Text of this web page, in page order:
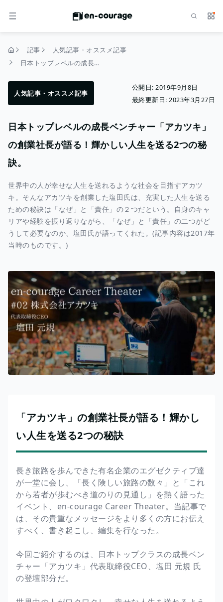
メニュー サ
記事
人気記事・オススメ記事
日本トップレベルの成長ベンチャー「アカツキ」の創業社長が語る！輝かしい人生を送る2つの秘訣。
人気記事・オススメ記事
公開日: 2019年9月8日
最終更新日: 2023年3月27日
日本トップレベルの成長ベンチャー「アカツキ」
の創業社長が語る！輝かしい人生を送る2つの秘
訣。
世界中の人が幸せな人生を送れるような社会を目指すアカツ
キ。そんなアカツキを創業した塩田氏は、充実した人生を送る
ための秘訣は「なぜ」と「責任」の２つだという。自身のキャ
リアや経験を振り返りながら、「なぜ」と「責任」の二つがど
うして必要なのか、塩田氏が語ってくれた。(記事内容は2017年
当時のものです。)
「アカツキ」の創業社長が語る！輝かし
い人生を送る2つの秘訣
長き旅路を歩んできた有名企業のエグゼクティブ達
が一堂に会し、「長く険しい旅路の数々」と「これ
から若者が歩むべき道のりの見通し」を熱く語った
イベント、en-courage Career Theater。当記事で
は、その貴重なメッセージをより多くの方にお伝え
すべく、書き起こし、編集を行なった。
今回ご紹介するのは、日本トップクラスの成長ベン
チャー「アカツキ」代表取締役CEO、塩田 元規 氏
の登壇部分だ。